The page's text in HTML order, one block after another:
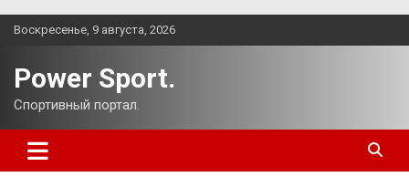
Перейти
Воскресенье, 9 августа, 2026
Power Sport.
Спортивный портал.